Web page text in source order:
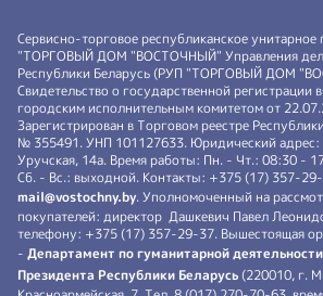
Сервисно-торговое республиканское унитарное
"ТОРГОВЫЙ ДОМ "ВОСТОЧНЫЙ" Управления
Республики Беларусь (РУП "ТОРГОВЫЙ ДОМ
Свидетельство о государственной
городским исполнительным комитетом от
Зарегистрирован в Торговом реестре
№ 355491. УНП 101127633. Юридический адрес:
Уручская, 14а. Время работы: Пн. - Чт.: 08:30 -
Сб. - Вс.: выходной. Контакты: +375 (17) 357-
mail@vostochny.by. Уполномоченный на
покупателей: директор Дашкевич Павел
телефону: +375 (17) 357-29-37. Вышестоящая
- Департамент по гуманитарной
Президента Республики Беларусь (220010, г.